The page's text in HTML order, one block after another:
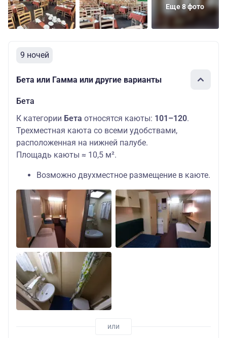
Еще 8 фото
9 ночей
Бета или Гамма или другие варианты
Бета
К категории Бета относятся каюты: 101–120.
Трехместная каюта со всеми удобствами,
расположенная на нижней палубе.
Площадь каюты ≈ 10,5 м².
Возможно двухместное размещение в каюте.